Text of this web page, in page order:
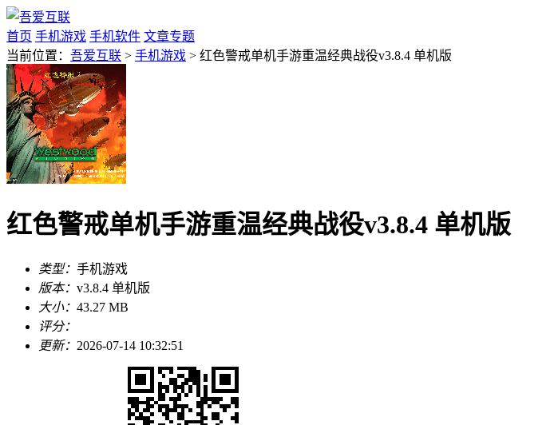
首页 手机游戏 手机软件 文章专题
当前位置： 吾爱互联 > 手机游戏 > 红色警戒单机手游重温经典战役v3.8.4 单机版
红色警戒单机手游重温经典战役v3.8.4 单机版
类型： 手机游戏
版本： v3.8.4 单机版
大小： 43.27 MB
评分：
更新： 2026-07-14 10:32:51